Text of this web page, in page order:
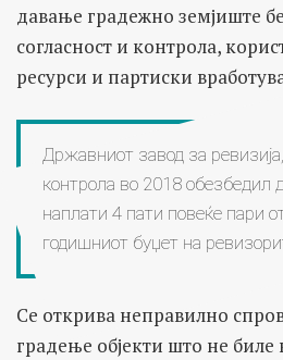
давање градежно земјиште
согласност и контрола,
ресурси и партиски
Државниот завод за
контрола во 2018 обезбедил
наплати 4 пати повеќе пари
годишниот буџет на
Се открива неправилно
градење објекти што не